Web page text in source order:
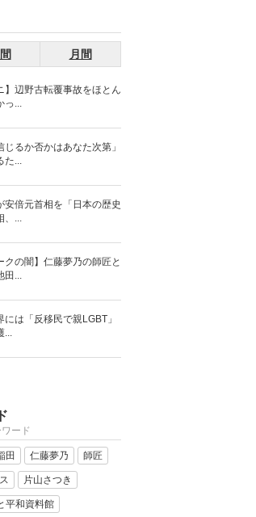
月間
】辺野古転覆事故をほとん
...
じるか否かはあなた次第」
...
安倍元首相を「日本の歴史
...
クの闇】仁藤夢乃の師匠と
...
には「反移民で親LGBT」
ード
田 仁藤夢乃 師匠
片山さつき
平和資料館